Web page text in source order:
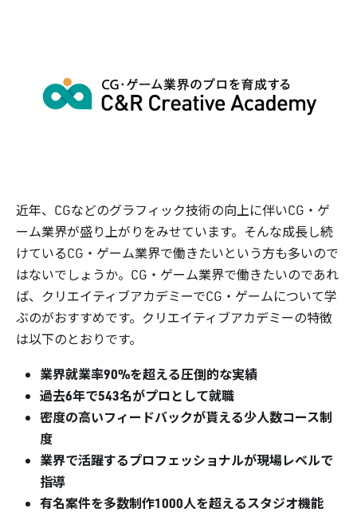
近年、CGなどのグラフィック技術の向上に伴いCG・ゲ
ーム業界が盛り上がりをみせています。そんな成長し続
けているCG・ゲーム業界で働きたいという方も多いので
はないでしょうか。CG・ゲーム業界で働きたいのであれ
ば、クリエイティブアカデミーでCG・ゲームについて学
ぶのがおすすめです。クリエイティブアカデミーの特徴
は以下のとおりです。
業界就業率90%を超える圧倒的な実績
過去6年で543名がプロとして就職
密度の高いフィードバックが貰える少人数コース制
度
業界で活躍するプロフェッショナルが現場レベルで
指導
有名案件を多数制作1000人を超えるスタジオ機能